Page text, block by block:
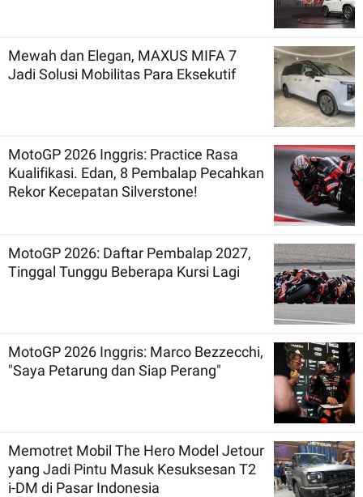
Mewah dan Elegan, MAXUS MIFA 7
Jadi Solusi Mobilitas Para Eksekutif
MotoGP 2026 Inggris: Practice Rasa
Kualifikasi. Edan, 8 Pembalap Pecahkan
Rekor Kecepatan Silverstone!
MotoGP 2026: Daftar Pembalap 2027,
Tinggal Tunggu Beberapa Kursi Lagi
MotoGP 2026 Inggris: Marco Bezzecchi,
"Saya Petarung dan Siap Perang"
Memotret Mobil The Hero Model Jetour
yang Jadi Pintu Masuk Kesuksesan T2
i-DM di Pasar Indonesia